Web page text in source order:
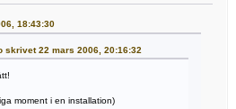
18:43:30
skrivet 22 mars 2006, 20:16:32
moment i en installation)